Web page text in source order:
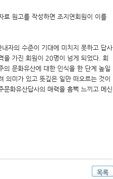
원고를 작성하면 조지연회원이 이를
자의 수준이 기대에 미치지 못하고 답사
을 가진 회원이 20명이 넘게 되었다. 회
의 문화유산에 대한 인식을 한 단계 높일
의미가 있고 뜻깊은 일만 떠오르는 것이
화유산답사의 매력을 흠뻑 느끼고 메신
목록